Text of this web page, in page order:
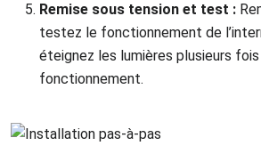
Remise sous tension et test :
testez le fonctionnement de
éteignez les lumières plusieurs
fonctionnement.